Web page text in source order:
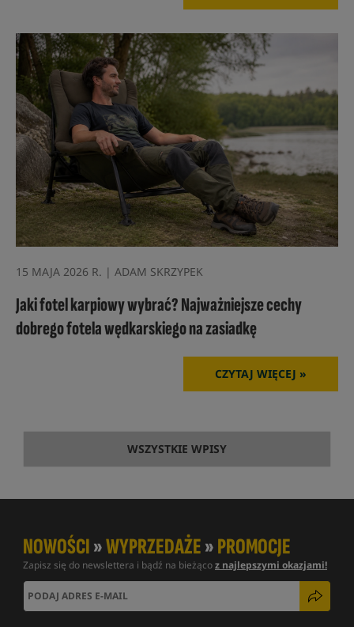
15 MAJA 2026 R. | ADAM SKRZYPEK
Jaki fotel karpiowy wybrać? Najważniejsze cechy
dobrego fotela wędkarskiego na zasiadkę
CZYTAJ WIĘCEJ »
WSZYSTKIE WPISY
NOWOŚCI»WYPRZEDAŻE»PROMOCJE
Zapisz się do newslettera i bądź na bieżącoz najlepszymi okazjami!